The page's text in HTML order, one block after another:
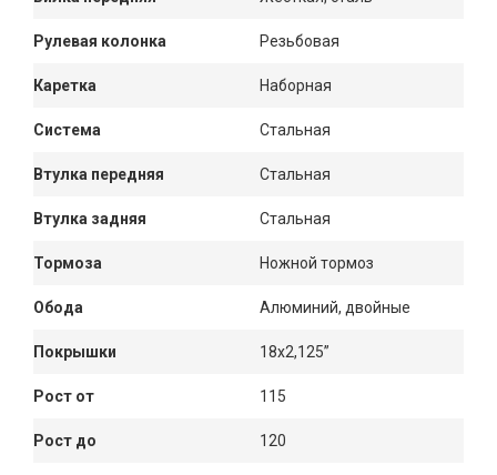
Рулевая колонка Резьбовая
Каретка Наборная
Система Стальная
Втулка передняя Стальная
Втулка задняя Стальная
Тормоза Ножной тормоз
Обода Алюминий, двойные
Покрышки 18x2,125”
Рост от 115
Рост до 120